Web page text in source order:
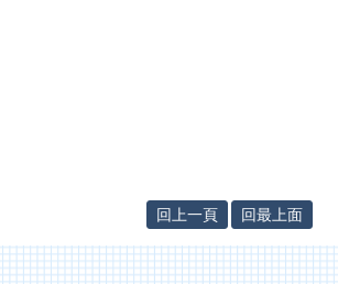
回上一頁 回最上面